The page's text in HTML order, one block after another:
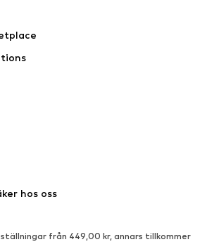
hos oss
från 449,00 kr, annars tillkommer